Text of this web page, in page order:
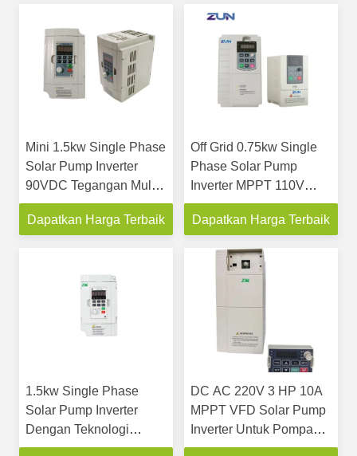
Mini 1.5kw Single Phase
Solar Pump Inverter
90VDC Tegangan Mulai
Rendah
Dapatkan Harga Terbaik
Off Grid 0.75kw Single
Phase Solar Pump
Inverter MPPT 110V
220V Output
Dapatkan Harga Terbaik
1.5kw Single Phase
Solar Pump Inverter
Dengan Teknologi
MPPT LCD Keypad
DC AC 220V 3 HP 10A
MPPT VFD Solar Pump
Inverter Untuk Pompa
Surfakt Submersible